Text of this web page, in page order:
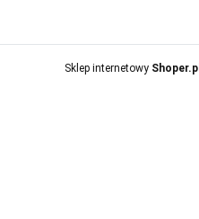
Sklep internetowy Shoper.pl